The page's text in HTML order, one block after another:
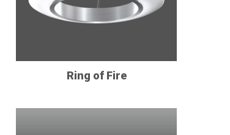
Ring of Fire